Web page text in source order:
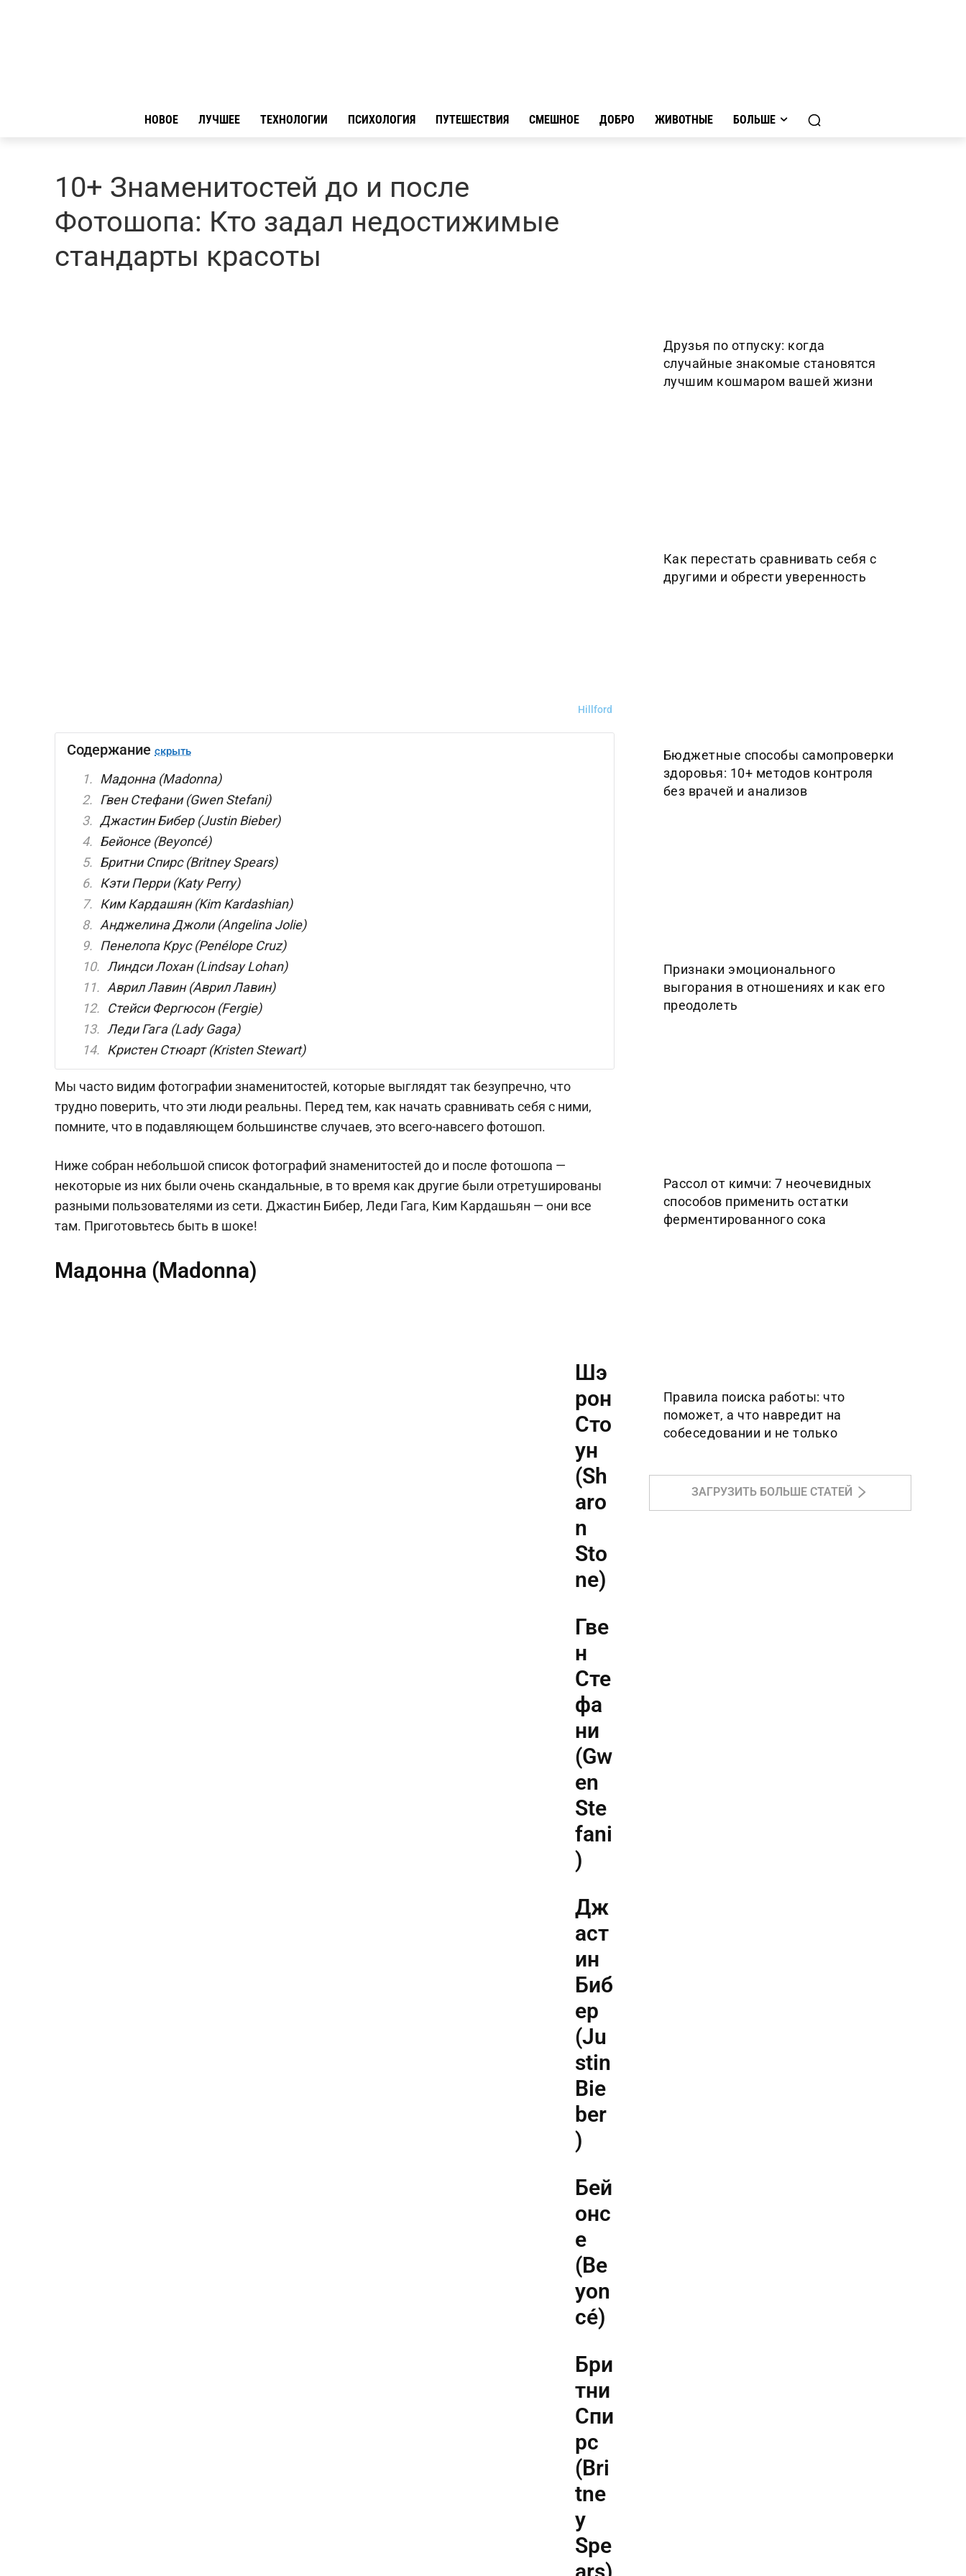
НОВОЕ ЛУЧШЕЕ ТЕХНОЛОГИИ ПСИХОЛОГИЯ ПУТЕШЕСТВИЯ СМЕШНОЕ ДОБРО ЖИВОТНЫЕ БОЛЬШЕ
10+ Знаменитостей до и после
Фотошопа: Кто задал недостижимые
стандарты красоты
Hillford
Содержание скрыть
Мадонна (Madonna)
Гвен Стефани (Gwen Stefani)
Джастин Бибер (Justin Bieber)
Бейонсе (Beyoncé)
Бритни Спирс (Britney Spears)
Кэти Перри (Katy Perry)
Ким Кардашян (Kim Kardashian)
Анджелина Джоли (Angelina Jolie)
Пенелопа Крус (Penélope Cruz)
Линдси Лохан (Lindsay Lohan)
Аврил Лавин (Аврил Лавин)
Стейси Фергюсон (Fergie)
Леди Гага (Lady Gaga)
Кристен Стюарт (Kristen Stewart)
Мы часто видим фотографии знаменитостей, которые выглядят так безупречно, что
трудно поверить, что эти люди реальны. Перед тем, как начать сравнивать себя с ними,
помните, что в подавляющем большинстве случаев, это всего-навсего фотошоп.
Ниже собран небольшой список фотографий знаменитостей до и после фотошопа —
некоторые из них были очень скандальные, в то время как другие были отретушированы
разными пользователями из сети. Джастин Бибер, Леди Гага, Ким Кардашьян — они все
там. Приготовьтесь быть в шоке!
Мадонна (Madonna)
Шэ
рон
Сто
ун
(Sh
aro
n
Sto
ne)
Гве
н
Сте
фа
ни
(Gw
en
Ste
fani
)
Дж
аст
ин
Биб
ер
(Ju
stin
Bie
ber
)
Бей
онс
е
(Be
yon
cé)
Бри
тни
Спи
рс
(Bri
tne
y
Spe
Друзья по отпуску: когда
случайные знакомые становятся
лучшим кошмаром вашей жизни
Как перестать сравнивать себя с
другими и обрести уверенность
Бюджетные способы самопроверки
здоровья: 10+ методов контроля
без врачей и анализов
Признаки эмоционального
выгорания в отношениях и как его
преодолеть
Рассол от кимчи: 7 неочевидных
способов применить остатки
ферментированного сока
Правила поиска работы: что
поможет, а что навредит на
собеседовании и не только
ЗАГРУЗИТЬ БОЛЬШЕ СТАТЕЙ